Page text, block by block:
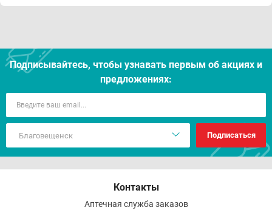
Подписывайтесь, чтобы узнавать первым об акцияx и
предложениях:
Подписаться
Контакты
Аптечная служба заказов